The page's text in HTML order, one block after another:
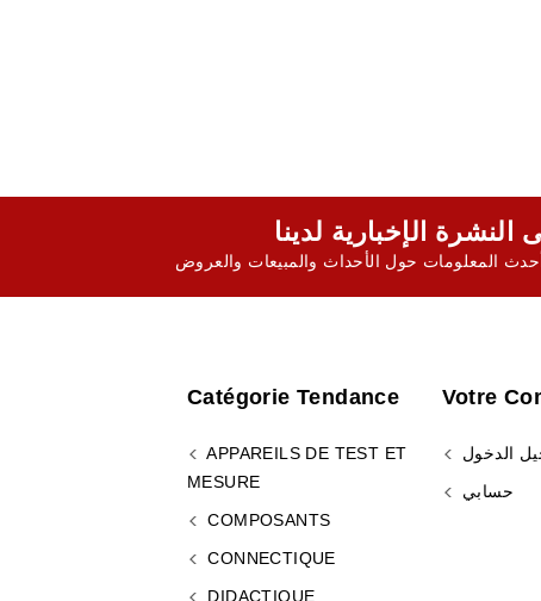
المعلومات حول الأحداث والمبيعات والعروض
Votre
الدخول
حسابي
Catégorie Tendance
APPAREILS DE TEST ET
MESURE
COMPOSANTS
CONNECTIQUE
DIDACTIQUE